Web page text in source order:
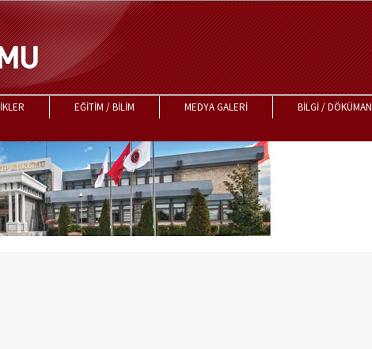
EĞİTİM / BİLİM MEDYA GALERİ BİLGİ / DÖKÜMAN